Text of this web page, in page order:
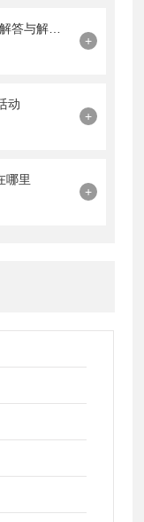
+
动
+
哪里
+